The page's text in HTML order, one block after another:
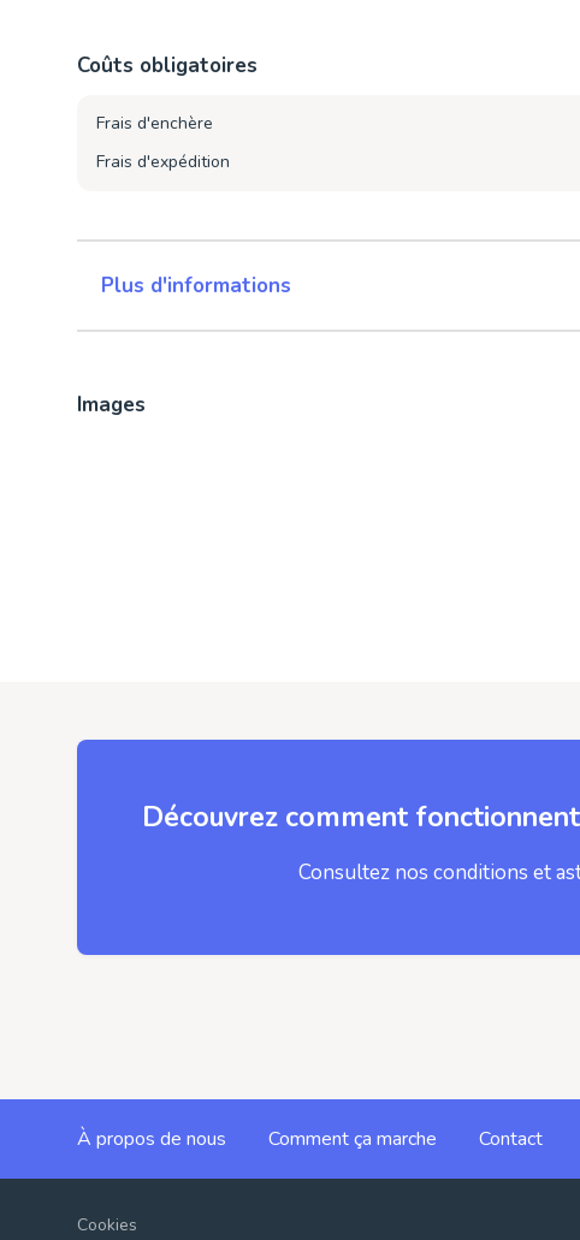
Coûts obligatoires
Frais d'enchère
Frais d'expédition
Plus d'informations
Images
Découvrez comment
Consultez nos conditions et
À propos de nous Comment ça marche Contact
Cookies